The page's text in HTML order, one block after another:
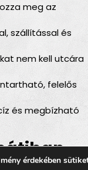
meg az
szállítással és
nem kell utcára
felelős
és megbízható
–
érdekében